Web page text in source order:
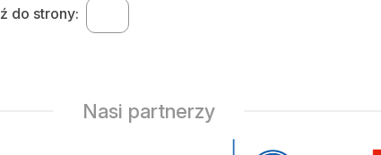
do strony:
Nasi partnerzy